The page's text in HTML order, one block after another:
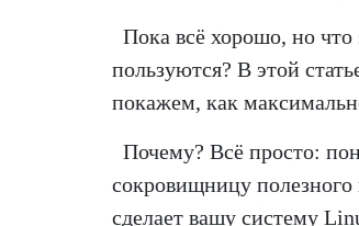
Пока всё хорошо, но что
пользуются? В этой
покажем, как
Почему? Всё просто:
сокровищницу
сделает вашу систему